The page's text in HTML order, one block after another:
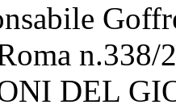
n.338/
DEL